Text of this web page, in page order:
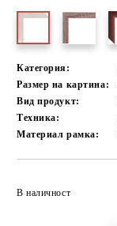
Категория:
Размер на картина:
Вид продукт:
Техника:
Материал рамка:
В наличност